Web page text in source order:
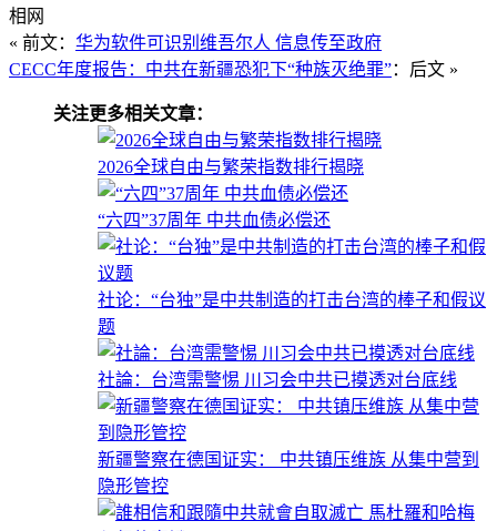
相网
« 前文： 华为软件可识别维吾尔人 信息传至政府
CECC年度报告：中共在新疆恐犯下“种族灭绝罪”：后文 »
关注更多相关文章：
2026全球自由与繁荣指数排行揭晓
“六四”37周年 中共血债必偿还
社论：“台独”是中共制造的打击台湾的棒子和假议
题
社論：台湾需警惕 川习会中共已摸透对台底线
新疆警察在德国证实： 中共镇压维族 从集中营到
隐形管控